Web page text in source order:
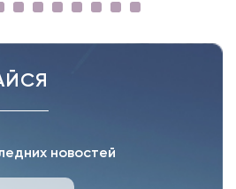
новостей